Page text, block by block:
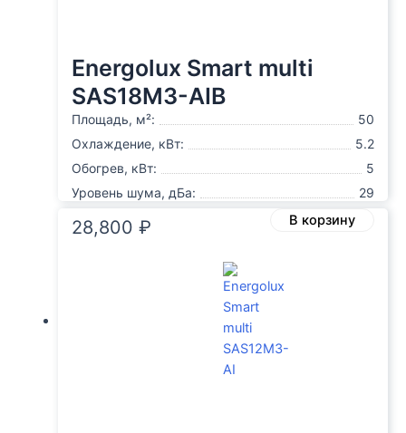
Energolux Smart multi
SAS18M3-AIB
Площадь, м²:
50
Охлаждение, кВт:
5.2
Обогрев, кВт:
5
Уровень шума, дБа:
29
28,800 ₽ В корзину